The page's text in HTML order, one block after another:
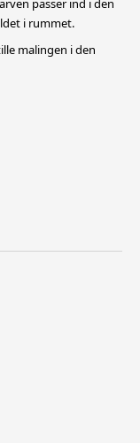
passer ind i den
i rummet.
malingen i den